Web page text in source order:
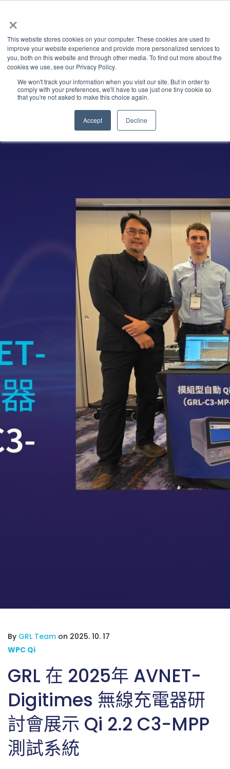
×
This website stores cookies on your computer. These cookies are used to
improve your website experience and provide more personalized services to
you, both on this website and through other media. To find out more about the
cookies we use, see our Privacy Policy.
We won't track your information when you visit our site. But in order to
comply with your preferences, we'll have to use just one tiny cookie so
that you're not asked to make this choice again.
Accept Decline
Latest News
By GRL Team on 2025. 10. 17
WPC Qi
GRL 在 2025年 AVNET-
Digitimes 無線充電器研
討會展示 Qi 2.2 C3-MPP
測試系統